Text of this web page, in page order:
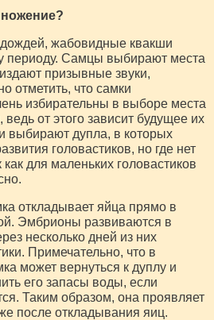
дождей, жабовидные квакши
периоду. Самцы выбирают места
призывные звуки,
отметить, что самки
избирательны в выборе места
от этого зависит будущее их
выбирают дупла, в которых
головастиков, но где нет
для маленьких головастиков
откладывает яйца прямо в
Эмбрионы развиваются в
несколько дней из них
Примечательно, что в
может вернуться к дуплу и
его запасы воды, если
Таким образом, она проявляет
после откладывания яиц.